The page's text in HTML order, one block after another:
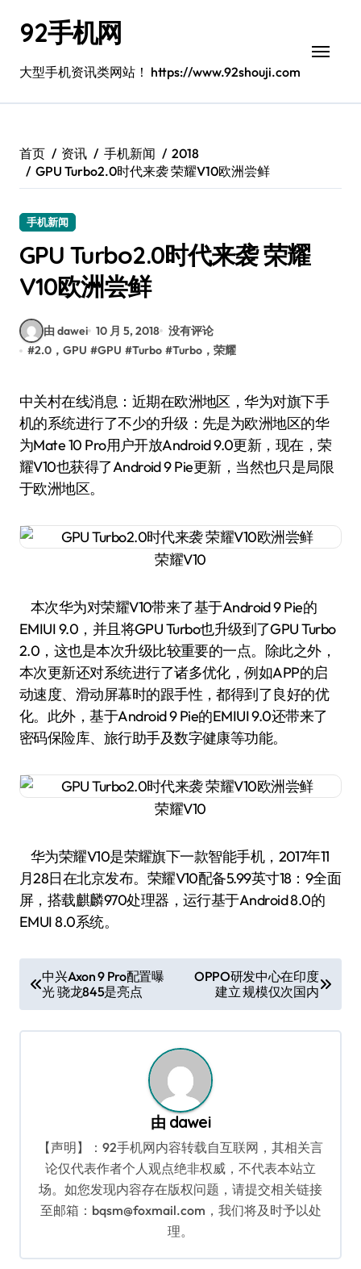
92手机网
大型手机资讯类网站！ https://www.92shouji.com
首页 资讯 手机新闻
2018
GPU Turbo2.0时代来袭 荣耀V10欧洲尝鲜
手机新闻
GPU Turbo2.0时代来袭 荣耀
V10欧洲尝鲜
由 dawei 10 月 5, 2018 没有评论
#2.0，GPU #GPU #Turbo #Turbo，荣耀
中关村在线消息：近期在欧洲地区，华为对旗下手
机的系统进行了不少的升级：先是为欧洲地区的华
为Mate 10 Pro用户开放Android 9.0更新，现在，荣
耀V10也获得了Android 9 Pie更新，当然也只是局限
于欧洲地区。
荣耀V10
本次华为对荣耀V10带来了基于Android 9 Pie的
EMIUI 9.0，并且将GPU Turbo也升级到了GPU Turbo
2.0，这也是本次升级比较重要的一点。除此之外，
本次更新还对系统进行了诸多优化，例如APP的启
动速度、滑动屏幕时的跟手性，都得到了良好的优
化。此外，基于Android 9 Pie的EMIUI 9.0还带来了
密码保险库、旅行助手及数字健康等功能。
荣耀V10
华为荣耀V10是荣耀旗下一款智能手机，2017年11
月28日在北京发布。荣耀V10配备5.99英寸18：9全面
屏，搭载麒麟970处理器，运行基于Android 8.0的
EMUI 8.0系统。
章
导
中兴Axon 9 Pro配置曝
光 骁龙845是亮点
OPPO研发中心在印度
建立 规模仅次国内
由 dawei
【声明】：92手机网内容转载自互联网，其相关言
论仅代表作者个人观点绝非权威，不代表本站立
场。如您发现内容存在版权问题，请提交相关链接
至邮箱：bqsm@foxmail.com，我们将及时予以处
理。